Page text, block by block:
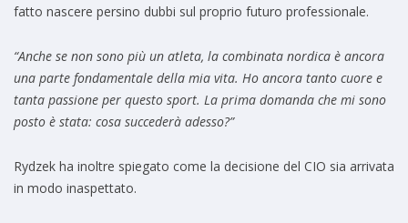
fatto nascere persino dubbi sul proprio futuro professionale.
“Anche se non sono più un atleta, la combinata nordica è ancora
una parte fondamentale della mia vita. Ho ancora tanto cuore e
tanta passione per questo sport. La prima domanda che mi sono
posto è stata: cosa succederà adesso?”
Rydzek ha inoltre spiegato come la decisione del CIO sia arrivata
in modo inaspettato.